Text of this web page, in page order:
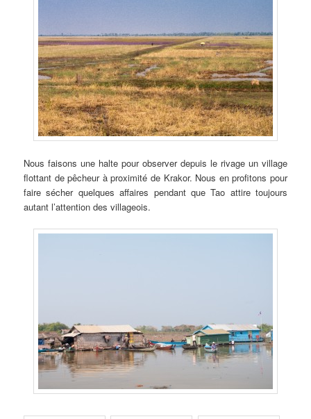
Nous faisons une halte pour observer depuis le rivage un village
flottant de pêcheur à proximité de Krakor. Nous en profitons pour
faire sécher quelques affaires pendant que Tao attire toujours
autant l’attention des villageois.